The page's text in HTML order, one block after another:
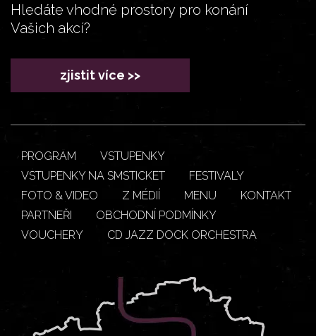
Hledáte vhodné prostory pro konání
Vašich akcí?
zjistit více >>
PROGRAM
VSTUPENKY
VSTUPENKY NA SMSTICKET
FESTIVALY
FOTO & VIDEO
Z MÉDIÍ MENU
KONTAKT
PARTNEŘI
OBCHODNÍ PODMÍNKY
VOUCHERY
CD JAZZ DOCK ORCHESTRA